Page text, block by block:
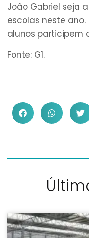
João Gabriel seja
escolas neste
alunos participem
Fonte: G1.